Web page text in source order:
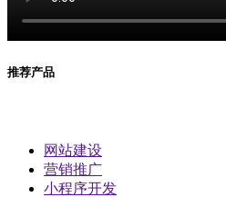
推荐产品
网站建设
营销推广
小程序开发